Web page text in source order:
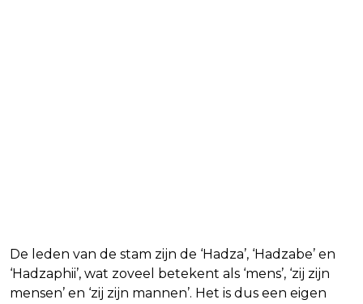
De leden van de stam zijn de ‘Hadza’, ‘Hadzabe’ en
‘Hadzaphii’, wat zoveel betekent als ‘mens’, ‘zij zijn
mensen’ en ‘zij zijn mannen’. Het is dus een eigen